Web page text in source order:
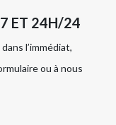
ET 24H/24
l’immédiat,
ou à nous